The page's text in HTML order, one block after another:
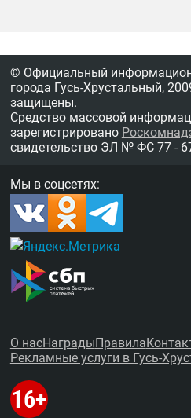
© Официальный
города Гусь-Хрустальный,
защищены.
Средство массовой
зарегистрировано
свидетельство ЭЛ № ФС 77 -
Мы в соцсетях:
О насНаградыПравила
Рекламные услуги в Гусь-